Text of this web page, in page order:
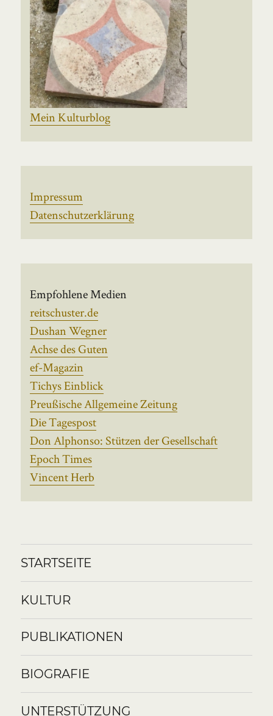
Mein Kulturblog
Impressum
Datenschutzerklärung
Empfohlene Medien
reitschuster.de
Dushan Wegner
Achse des Guten
ef-Magazin
Tichys Einblick
Preußische Allgemeine Zeitung
Die Tagespost
Don Alphonso: Stützen der Gesellschaft
Epoch Times
Vincent Herb
STARTSEITE
KULTUR
PUBLIKATIONEN
BIOGRAFIE
UNTERSTÜTZUNG